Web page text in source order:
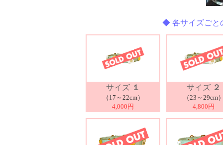
◆ 各サイズごと
サイズ １
（17～22cm）
4,000円
サイズ ２
（23～29cm
4,800円